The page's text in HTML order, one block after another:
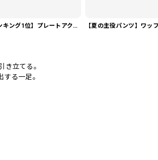
【6月ランキング1位】プレートアクセントポロシャツ KA0826
立てる。
る一足。